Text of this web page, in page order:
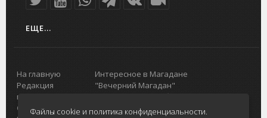
ЕЩЕ...
На главную
Редакция
портала
О проекте
Интересное в Магадане
"Вечерний Магадан"
Реклама
Файлы cookie и политика конфиденциальности.